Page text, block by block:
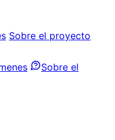
Sobre el proyecto
Sobre el